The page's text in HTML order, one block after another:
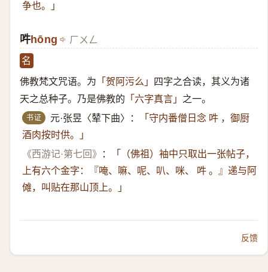
争也。」
吽hōng ㄏㄨㄥ
名
佛教梵文咒语。为 「贺阿污么」 四字之合读，其义为诸
天之总种子。乃是佛教的 「六字真言」 之一。
书证 元·张昱〈辇下曲〉：
「守内番僧日念 吽 ，御厨
酒肉按时供。」
《西游记·第七回》
：
「（佛祖）​袖中只取出一张帖子，
上有六个金字：『唵、嘛、呢、叭、咪、 吽 。』递与阿
傩，叫贴在那山顶上。」
反馈